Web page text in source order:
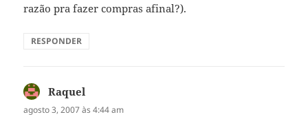
razão pra fazer compras afinal?).
RESPONDER
Raquel
agosto 3, 2007 às 4:44 am